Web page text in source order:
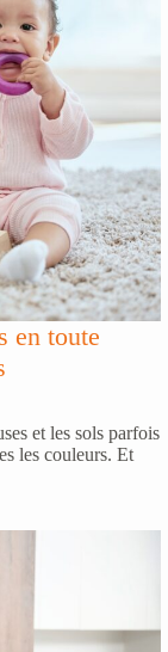
en toute
et les sols parfois
les couleurs. Et